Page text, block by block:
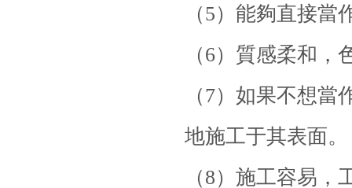
（5）能夠直接當
（6）質感柔和，
（7）如果不想
地施工于其表面。
（8）施工容易